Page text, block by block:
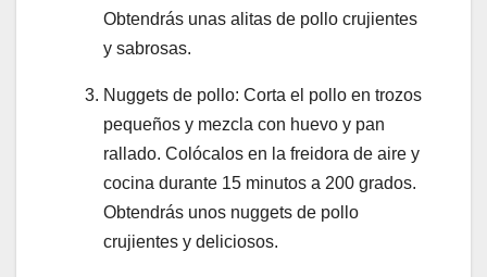
Obtendrás unas alitas de pollo crujientes
y sabrosas.
Nuggets de pollo: Corta el pollo en trozos
pequeños y mezcla con huevo y pan
rallado. Colócalos en la freidora de aire y
cocina durante 15 minutos a 200 grados.
Obtendrás unos nuggets de pollo
crujientes y deliciosos.